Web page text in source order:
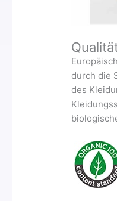
durch die
des